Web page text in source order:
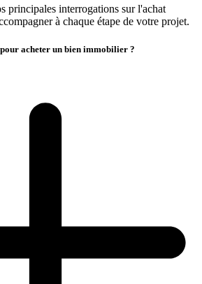
principales interrogations sur l'achat
à chaque étape de votre projet.
pour acheter un bien immobilier ?